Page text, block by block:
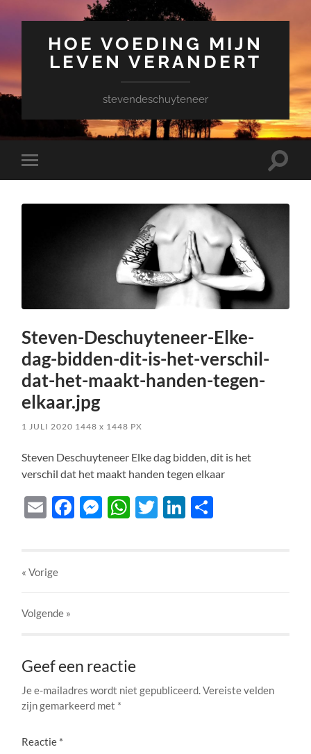
HOE VOEDING MIJN
LEVEN VERANDERT
stevendeschuyteneer
Toggle
mobiel
Toggle
Steven-Deschuyteneer-Elke-
dag-bidden-dit-is-het-verschil-
dat-het-maakt-handen-tegen-
elkaar.jpg
1 JULI 2020 1448x 1448 PX
Steven Deschuyteneer Elke dag bidden, dit is het
verschil dat het maakt handen tegen elkaar
EmailFacebook
Messenger
WhatsApp
TwitterLinkedIn
« Vorige
Volgende »
Geef een reactie
Je e-mailadres wordt niet gepubliceerd.Vereiste velden
zijn gemarkeerd met *
Reactie *